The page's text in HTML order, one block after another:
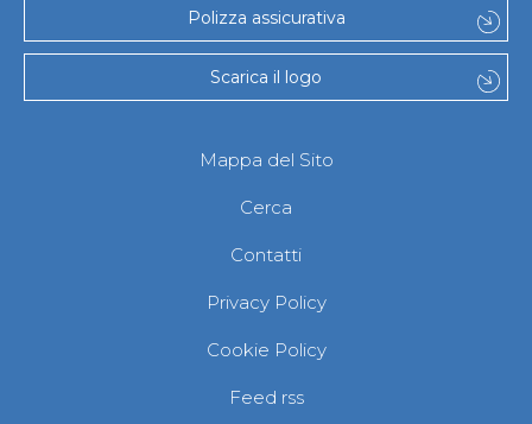
Polizza assicurativa
Scarica il logo
Mappa del Sito
Cerca
Contatti
Privacy Policy
Cookie Policy
Feed rss